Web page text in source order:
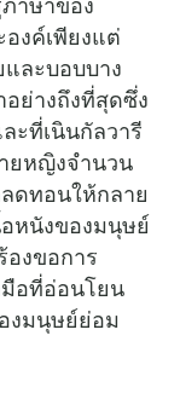
งค์เพียงแต่
ละบอบบาง
อย่างถึงที่สุดซึ่ง
ะที่เนินกัลวารี
ยหญิงจำนวน
ดทอนให้กลาย
หนังของมนุษย์
องขอการ
อที่อ่อนโยน
งมนุษย์ย่อม